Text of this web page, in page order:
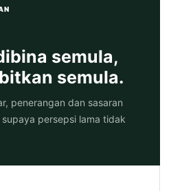
semula,
semula.
penerangan dan sasaran
persepsi lama tidak